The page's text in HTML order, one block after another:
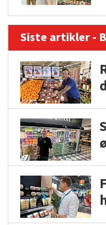
Siste artikler -